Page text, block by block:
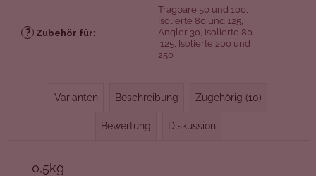
? Zubehör für:
Tragbare 50 und 100
Isolierte 80 und 125
Angler 30 Isolierte 80
,125 Isolierte 200 und
250
Varianten Beschreibung Zugehörig (10)
Bewertung Diskussion
0,5kg